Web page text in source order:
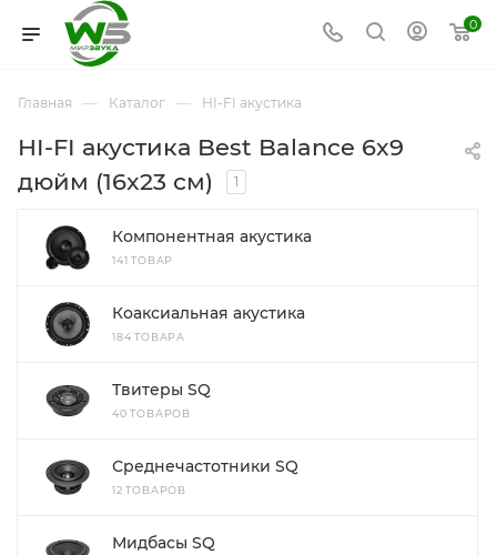
0
Главная — Каталог — HI-FI акустика
HI-FI акустика Best Balance 6x9
дюйм (16x23 см)
1
Компонентная акустика
141 ТОВАР
Коаксиальная акустика
184 ТОВАРА
Твитеры SQ
40 ТОВАРОВ
Среднечастотники SQ
12 ТОВАРОВ
Мидбасы SQ